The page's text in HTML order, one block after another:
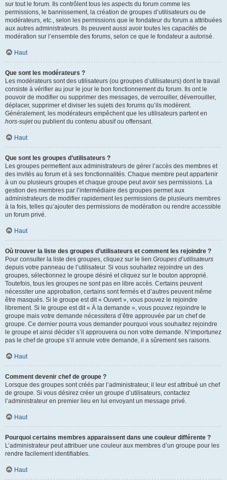
sur tout le forum. Ils contrôlent tous les aspects du forum comme les
permissions, le bannissement, la création de groupes d’utilisateurs ou de
modérateurs, etc., selon les permissions que le fondateur du forum a attribuées
aux autres administrateurs. Ils peuvent aussi avoir toutes les capacités de
modération sur l’ensemble des forums, selon ce que le fondateur a autorisé.
Haut
Que sont les modérateurs ?
Les modérateurs sont des utilisateurs (ou groupes d’utilisateurs) dont le travail
consiste à vérifier au jour le jour le bon fonctionnement du forum. Ils ont le
pouvoir de modifier ou supprimer des messages, de verrouiller, déverrouiller,
déplacer, supprimer et diviser les sujets des forums qu’ils modèrent.
Généralement, les modérateurs empêchent que les utilisateurs partent en
hors-sujetou publient du contenu abusif ou offensant.
Haut
Que sont les groupes d’utilisateurs ?
Les groupes permettent aux administrateurs de gérer l’accès des membres et
des invités au forum et à ses fonctionnalités. Chaque membre peut appartenir
à un ou plusieurs groupes et chaque groupe peut avoir ses permissions. La
gestion des membres par l’intermédiaire des groupes permet aux
administrateurs de modifier rapidement les permissions de plusieurs membres
à la fois, telles qu’ajouter des permissions de modération ou rendre accessible
un forum privé.
Haut
Où trouver la liste des groupes d’utilisateurs et comment les rejoindre ?
Pour consulter la liste des groupes, cliquez sur le lien Groupes d’utilisateurs
depuis votre panneau de l’utilisateur. Si vous souhaitez rejoindre un des
groupes, sélectionnez le groupe désiré et cliquez sur le bouton approprié.
Toutefois, tous les groupes ne sont pas en libre accès. Certains peuvent
nécessiter une approbation, certains sont fermés et d’autres peuvent même
être masqués. Si le groupe est dit « Ouvert », vous pouvez le rejoindre
librement. Si le groupe est dit « À la demande », vous pouvez rejoindre le
groupe mais votre demande nécessitera d’être approuvée par un chef de
groupe. Ce dernier pourra vous demander pourquoi vous souhaitez rejoindre
le groupe et ainsi décider s’il approuvera ou non votre demande. N’importunez
pas le chef de groupe s’il annule votre demande, il a sûrement ses raisons.
Haut
Comment devenir chef de groupe ?
Lorsque des groupes sont créés par l’administrateur, il leur est attribué un chef
de groupe. Si vous désirez créer un groupe d’utilisateurs, contactez
l’administrateur en premier lieu en lui envoyant un message privé.
Haut
Pourquoi certains membres apparaissent dans une couleur différente ?
L’administrateur peut attribuer une couleur aux membres d’un groupe pour les
rendre facilement identifiables.
Haut